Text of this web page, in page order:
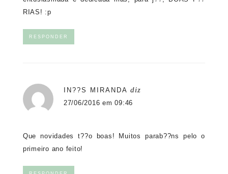
RIAS! :p
RESPONDER
IN??S MIRANDA diz
27/06/2016 em 09:46
Que novidades t??o boas! Muitos parab??ns pelo o
primeiro ano feito!